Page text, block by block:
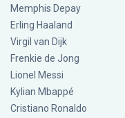
Memphis Depay
Erling Haaland
Virgil van Dijk
Frenkie de Jong
Lionel Messi
Kylian Mbappé
Cristiano Ronaldo